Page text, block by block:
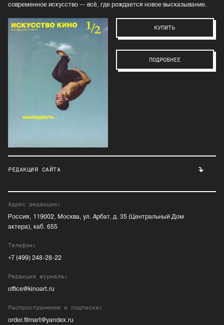
современное искусство — всё, где рождается новое высказывание.
КУПИТЬ
ПОДРОБНЕЕ
РЕДАКЦИЯ САЙТА
Адрес редакции:
Россия, 119002, Москва, ул. Арбат, д. 35 (Центральный Дом
актера), каб. 655
Телефон:
+7 (499) 248-28-22
Редакция журнала:
office@kinoart.ru
Распространение и подписка:
order.filmart@yandex.ru